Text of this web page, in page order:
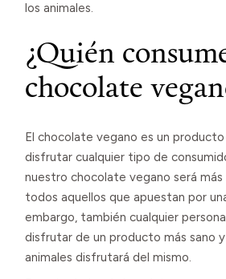
los animales.
¿Quién
chocolate
El chocolate vegano es un
disfrutar cualquier tipo de
nuestro chocolate vegano será
todos aquellos que apuestan por
embargo, también cualquier
disfrutar de un producto más sano
animales disfrutará del mismo.